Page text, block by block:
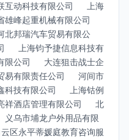
互动科技有限公司
上海
雄峰起重机械有限公司
北邦瑞汽车贸易有限公
上海钧予捷信息科技有
限公司
大连狙击战士企
易有限责任公司
河间市
科技有限公司
上海钴例
祥酒店管理有限公司
北
义乌市埔龙户外用品有限
区永平蒂媛庭教育咨询服